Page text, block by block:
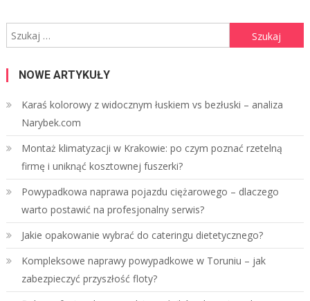
Szukaj:
NOWE ARTYKUŁY
Karaś kolorowy z widocznym łuskiem vs bezłuski – analiza
Narybek.com
Montaż klimatyzacji w Krakowie: po czym poznać rzetelną
firmę i uniknąć kosztownej fuszerki?
Powypadkowa naprawa pojazdu ciężarowego – dlaczego
warto postawić na profesjonalny serwis?
Jakie opakowanie wybrać do cateringu dietetycznego?
Kompleksowe naprawy powypadkowe w Toruniu – jak
zabezpieczyć przyszłość floty?